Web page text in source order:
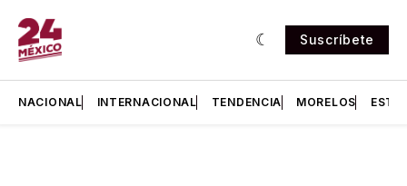
Suscríbete
NACIONAL INTERNACIONAL TENDENCIA MORELOS